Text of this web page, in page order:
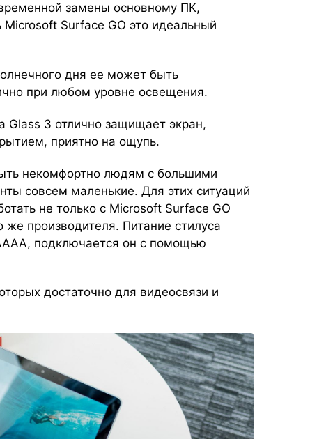
замены основному ПК,
Microsoft Surface GO это идеальный
дня ее может быть
при любом уровне освещения.
Glass 3 отлично защищает экран,
приятно на ощупь.
некомфортно людям с большими
совсем маленькие. Для этих ситуаций
не только с Microsoft Surface GO
производителя. Питание стилуса
подключается он с помощью
достаточно для видеосвязи и